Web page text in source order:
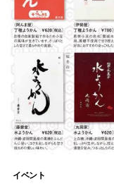
イベント